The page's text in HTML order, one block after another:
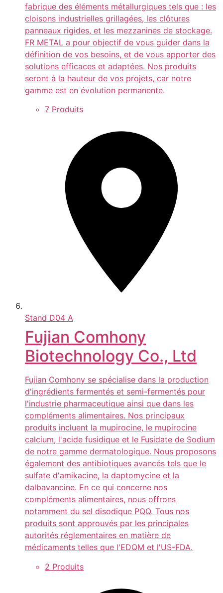
fabrique des éléments métallurgiques tels que : les
cloisons industrielles grillagées, les clôtures
panneaux rigides, et les mezzanines de stockage.
FR METAL a pour objectif de vous guider dans la
définition de vos besoins, et de vous apporter des
solutions efficaces et adaptées. Nos produits
seront à la hauteur de vos projets, car notre
gamme est en évolution permanente.
7 Produits
Stand D04 A
Fujian Comhony
Biotechnology Co., Ltd
Fujian Comhony se spécialise dans la production
d'ingrédients fermentés et semi-fermentés pour
l'industrie pharmaceutique ainsi que dans les
compléments alimentaires. Nos principaux
produits incluent la mupirocine, le mupirocine
calcium, l'acide fusidique et le Fusidate de Sodium
de notre gamme dermatologique. Nous proposons
également des antibiotiques avancés tels que le
sulfate d'amikacine, la daptomycine et la
dalbavancine. En ce qui concerne nos
compléments alimentaires, nous offrons
notamment du sel disodique PQQ. Tous nos
produits sont approuvés par les principales
autorités réglementaires en matière de
médicaments telles que l'EDQM et l'US-FDA.
2 Produits